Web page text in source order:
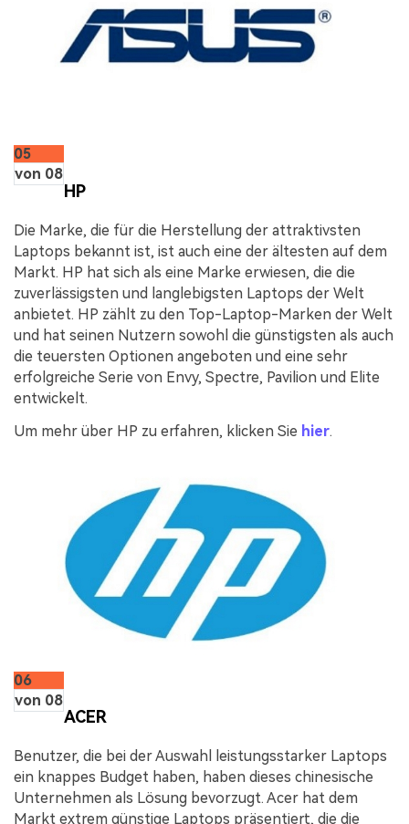
05
von 08
HP
Die Marke, die für die Herstellung der attraktivsten
Laptops bekannt ist, ist auch eine der ältesten auf dem
Markt. HP hat sich als eine Marke erwiesen, die die
zuverlässigsten und langlebigsten Laptops der Welt
anbietet. HP zählt zu den Top-Laptop-Marken der Welt
und hat seinen Nutzern sowohl die günstigsten als auch
die teuersten Optionen angeboten und eine sehr
erfolgreiche Serie von Envy, Spectre, Pavilion und Elite
entwickelt.
Um mehr über HP zu erfahren, klicken Sie hier.
06
von 08
ACER
Benutzer, die bei der Auswahl leistungsstarker Laptops
ein knappes Budget haben, haben dieses chinesische
Unternehmen als Lösung bevorzugt. Acer hat dem
Markt extrem günstige Laptops präsentiert, die die